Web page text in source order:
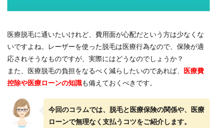
医療脱毛に通いたいけれど、費用面が心配だという方は少なくな
いですよね。レーザーを使った脱毛は医療行為なので、保険が適
応されそうなものですが、実際にはどうなのでしょうか？
また、医療脱毛の負担をなるべく減らしたいのであれば、 医療費
控除や医療ローンの知識も備えておくべきです。
今回のコラムでは、脱毛と医療保険の関係や、医療
ローンで無理なく支払うコツをご紹介します。